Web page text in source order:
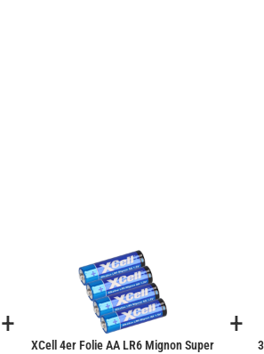
+
XCell 4er Folie AA LR6 Mignon Super
+